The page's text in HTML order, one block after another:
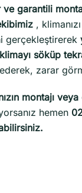
ve garantili
,
gerçekleştirerek
klimayı söküp
ederek, zarar
montajı veya
hemen